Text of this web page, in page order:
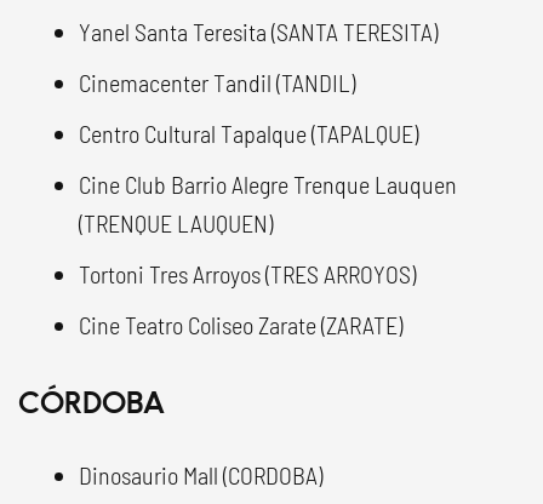
Yanel Santa Teresita (SANTA TERESITA)
Cinemacenter Tandil (TANDIL)
Centro Cultural Tapalque (TAPALQUE)
Cine Club Barrio Alegre Trenque Lauquen
(TRENQUE LAUQUEN)
Tortoni Tres Arroyos (TRES ARROYOS)
Cine Teatro Coliseo Zarate (ZARATE)
CÓRDOBA
Dinosaurio Mall (CORDOBA)